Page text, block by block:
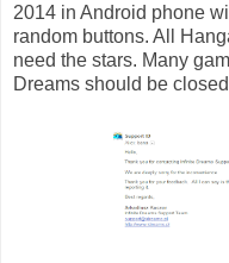
2014 in Android phone
random buttons. All
need the stars. Many
Dreams should be